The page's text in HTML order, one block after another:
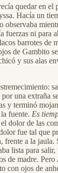
quedar en el
Hacía un
observaba
fuerzas ni para
barrotes de
de Gambito
y sus alas
una extraña
y terminó
fuente. Es
dolor de las
fue tal que
frente a la
lista para
de madre. Pero
con ojos de